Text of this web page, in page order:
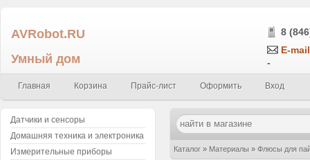
AVRobot.RU
Умный дом
8
E-
-
Главная Корзина Прайс-лист Оформить Вход
Каталог » Материалы » Флюсы для
Датчики и сенсоры
Домашняя техника и электроника
Измерительные приборы